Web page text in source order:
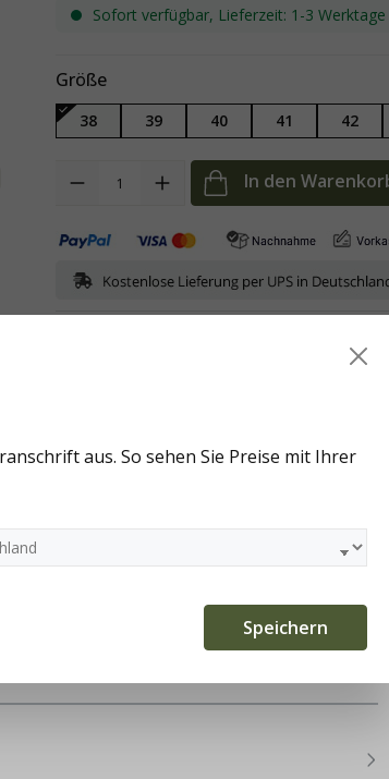
Sofort verfügbar, Lieferzeit: 1-3 Werktage
Größe
38 39 40 41 42
In den
die besten Funktionalitäten zu bieten.Mehr
aus. So sehen Sie Preise mit Ihrer
Speichern